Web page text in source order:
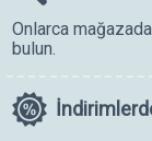
Onlarca
bulun.